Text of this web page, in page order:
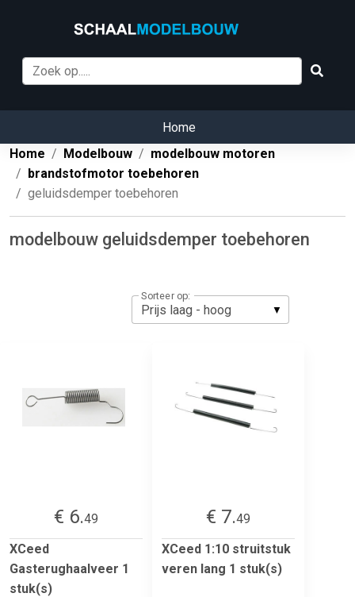
Home
Home
Modelbouw
modelbouw motoren
brandstofmotor toebehoren
geluidsdemper toebehoren
modelbouw geluidsdemper toebehoren
Sorteer op:
€ 6.49
XCeed
Gasterughaalveer 1
stuk(s)
€ 7.49
XCeed 1:10 struitstuk
veren lang 1 stuk(s)